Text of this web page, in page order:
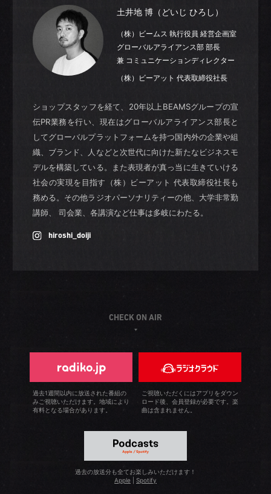
土井地 博（どいじ ひろし）
（株）ビームス 執行役員 経営企画室
グローバルアライアンス部 部長
兼 コミュニケーションディレクター
（株）ビーアット 代表取締役社長
ショップスタッフを経て、20年以上BEAMSグループの宣
伝PR業務を行い、現在はグローバルアライアンス部長と
してグローバルプラットフォームを持つ国内外の企業や組
織、ブランド、人などと次世代に向けた新たなビジネスモ
デルを構築している。また表現者が真っ当に生きていける
社会の実現を目指す（株）ビーアット 代表取締役社長も
務める。その他ラジオパーソナリティーの他、大学非常勤
講師、 司会業、各講演など仕事は多岐にわたる。
hiroshi_doiji
CHECK ON AIR
過去1週間以内に放送された番組の
みご視聴いただけます。地域により
有料となる場合があります。
ご視聴いただくにはアプリをダウン
ロード後、会員登録が必要です。楽
曲は含まれません。
過去の放送分も全てお楽しみいただけます！
Apple
Spotify